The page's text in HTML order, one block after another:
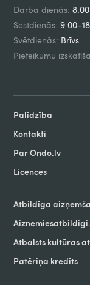
Darba dienās:
Sestdienās:
Svētdienās: Brīvs
Pieteikumu
Palīdzība
Kontakti
Par Ondo.lv
Licences
Atbildīga
Atbalsts kultūras
Patēriņa kredīts